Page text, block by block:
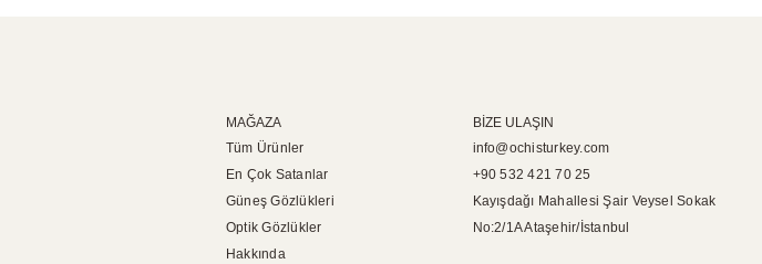
MAĞAZA
Tüm Ürünler
En Çok Satanlar
Güneş Gözlükleri
Optik Gözlükler
Hakkında
BİZE ULAŞIN
info@ochisturkey.com
+90 532 421 70 25
Kayışdağı Mahallesi Şair Veysel Sokak
No:2/1A Ataşehir/İstanbul